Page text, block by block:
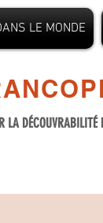
LE MONDE
LA